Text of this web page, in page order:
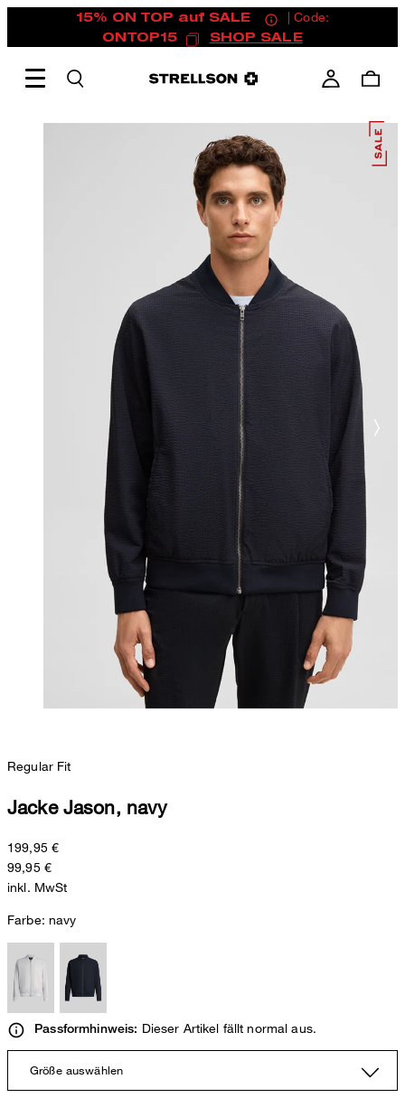
15% ON TOP auf SALE
| Code:
ONTOP15
SHOP SALE
Regular Fit
Jacke Jason, navy
199,95 €
99,95 €
inkl. MwSt
Farbe: navy
Passformhinweis: Dieser Artikel fällt normal aus.
Größe auswählen